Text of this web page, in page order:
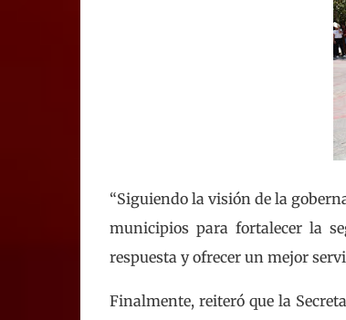
“Siguiendo la visión de la
municipios para fortalecer la
respuesta y ofrecer un mejor
Finalmente, reiteró que la